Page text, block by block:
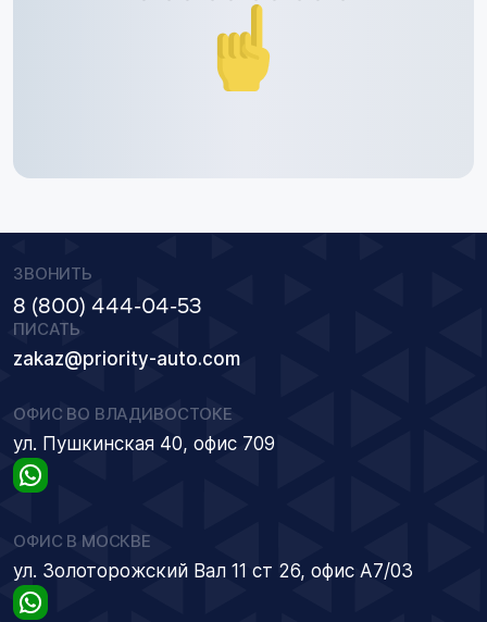
ЗВОНИТЬ
8 (800) 444-04-53
ПИСАТЬ
zakaz@priority-auto.com
ОФИС ВО ВЛАДИВОСТОКЕ
ул. Пушкинская 40, офис 709
ОФИС В МОСКВЕ
ул. Золоторожский Вал 11 ст 26, офис А7/03